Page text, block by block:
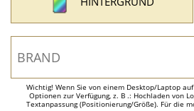
Wichtig! Wenn Sie von einem Desktop/Laptop
Optionen zur Verfügung, z. B .: Hochladen von
Textanpassung (Positionierung/Größe). Für die